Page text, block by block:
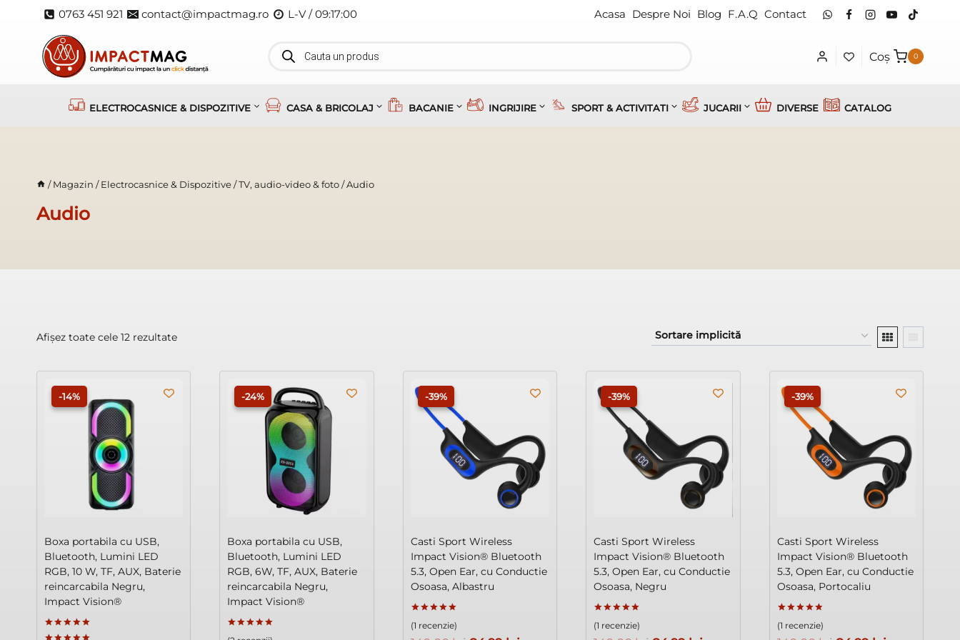
0763 451 921 contact@impactmag.ro L-V / 09:17:00 Acasa Despre Noi Blog F.A.Q Contact
Products
search Coș 0
ELECTROCASNICE & DISPOZITIVE CASA & BRICOLAJ BACANIE INGRIJIRE SPORT & ACTIVITATI JUCARII DIVERSE CATALOG
/ Magazin / Electrocasnice & Dispozitive / TV, audio-video & foto / Audio
Audio
Afișez toate cele 12 rezultate
-14%
Boxa portabila cu USB,
Bluetooth, Lumini LED
RGB, 10 W, TF, AUX, Baterie
reincarcabila Negru,
Impact Vision®
Evaluat la
-24%
Boxa portabila cu USB,
Bluetooth, Lumini LED
RGB, 6W, TF, AUX, Baterie
reincarcabila Negru,
Impact Vision®
Evaluat la
-39%
Casti Sport Wireless
Impact Vision® Bluetooth
5.3, Open Ear, cu Conductie
Osoasa, Albastru
Evaluat la
5.00
din 5
(1 recenzie)
-39%
Casti Sport Wireless
Impact Vision® Bluetooth
5.3, Open Ear, cu Conductie
Osoasa, Negru
Evaluat la
5.00
din 5
(1 recenzie)
-39%
Casti Sport Wireless
Impact Vision® Bluetooth
5.3, Open Ear, cu Conductie
Osoasa, Portocaliu
Evaluat la
5.00
din 5
(1 recenzie)